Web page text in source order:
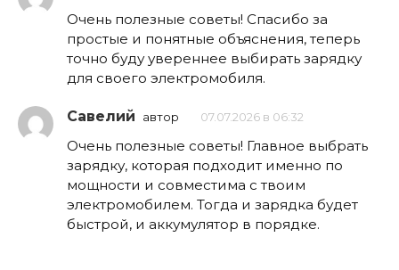
Очень полезные советы! Спасибо за
простые и понятные объяснения, теперь
точно буду увереннее выбирать зарядку
для своего электромобиля.
Савелий автор 07.07.2026 в 06:32
Очень полезные советы! Главное выбрать
зарядку, которая подходит именно по
мощности и совместима с твоим
электромобилем. Тогда и зарядка будет
быстрой, и аккумулятор в порядке.